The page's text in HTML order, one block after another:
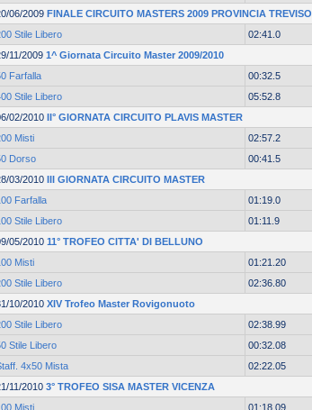
06/2009 FINALE CIRCUITO MASTERS 2009 PROVINCIA TREVISO
Stile Libero
02:41.0
11/2009 1^ Giornata Circuito Master 2009/2010
Farfalla
00:32.5
Stile Libero
05:52.8
02/2010 II° GIORNATA CIRCUITO PLAVIS MASTER
Misti
02:57.2
Dorso
00:41.5
03/2010 III GIORNATA CIRCUITO MASTER
Farfalla
01:19.0
Stile Libero
01:11.9
05/2010 11° TROFEO CITTA' DI BELLUNO
Misti
01:21.20
Stile Libero
02:36.80
10/2010 XIV Trofeo Master Rovigonuoto
Stile Libero
02:38.99
Stile Libero
00:32.08
4x50 Mista
02:22.05
11/2010 3° TROFEO SISA MASTER VICENZA
Misti
01:18.09